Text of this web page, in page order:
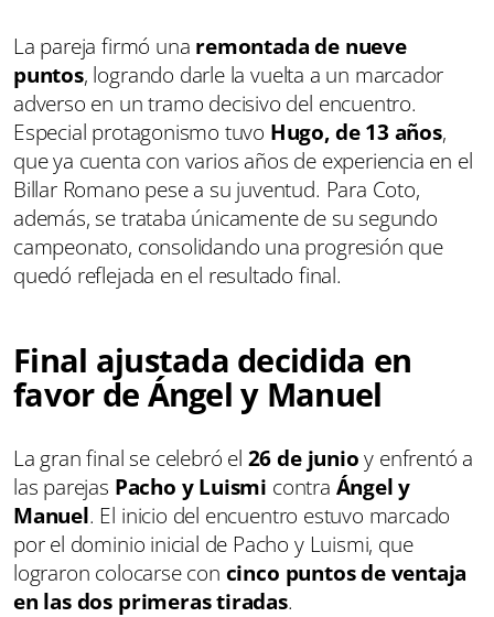
La pareja firmó una remontada de nueve
puntos, logrando darle la vuelta a un marcador
adverso en un tramo decisivo del encuentro.
Especial protagonismo tuvo Hugo, de 13 años,
que ya cuenta con varios años de experiencia en el
Billar Romano pese a su juventud. Para Coto,
además, se trataba únicamente de su segundo
campeonato, consolidando una progresión que
quedó reflejada en el resultado final.
Final ajustada decidida en
favor de Ángel y Manuel
La gran final se celebró el 26 de junioy enfrentó a
las parejas Pacho y Luismi contra Ángel y
Manuel. El inicio del encuentro estuvo marcado
por el dominio inicial de Pacho y Luismi, que
lograron colocarse con cinco puntos de ventaja
en las dos primeras tiradas.